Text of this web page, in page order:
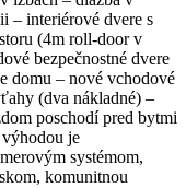
– interiérové dvere s
(4m roll-door v
bezpečnostné dvere
domu – nové vchodové
(dva nákladné) –
poschodí pred bytmi
je
systémom,
komunitnou